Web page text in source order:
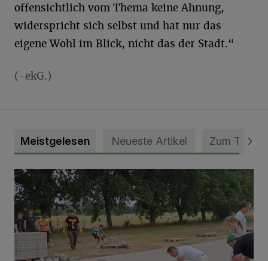
offensichtlich vom Thema keine Ahnung,
widerspricht sich selbst und hat nur das
eigene Wohl im Blick, nicht das der Stadt.“
(-ekG.)
Meistgelesen Neueste Artikel Zum Thema
Pünktlich zum Schützenfest den Weg zum Festzelt